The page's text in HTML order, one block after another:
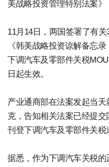
美战略投资管理特别法案》
11月14日，两国签署了有
《韩美战略投资谅解备忘
下调汽车及零部件关税
日起生效。
产业通商部在法案发起当
克，告知相关法案已经提
刊登下调汽车及零部件关税
据悉，作为下调汽车关税